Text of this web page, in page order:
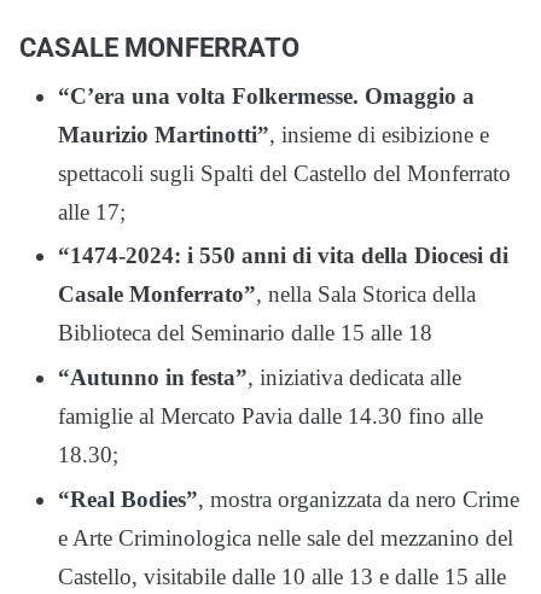
CASALE MONFERRATO
“C’era una volta Folkermesse. Omaggio a
Maurizio Martinotti”, insieme di esibizione e
spettacoli sugli Spalti del Castello del Monferrato
alle 17;
“1474-2024: i 550 anni di vita della Diocesi di
Casale Monferrato”, nella Sala Storica della
Biblioteca del Seminario dalle 15 alle 18
“Autunno in festa”, iniziativa dedicata alle
famiglie al Mercato Pavia dalle 14.30 fino alle
18.30;
“Real Bodies”, mostra organizzata da nero Crime
e Arte Criminologica nelle sale del mezzanino del
Castello, visitabile dalle 10 alle 13 e dalle 15 alle